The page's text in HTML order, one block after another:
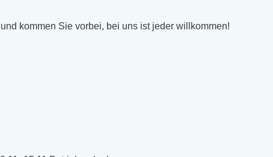
kommen Sie vorbei, bei uns ist jeder willkommen!